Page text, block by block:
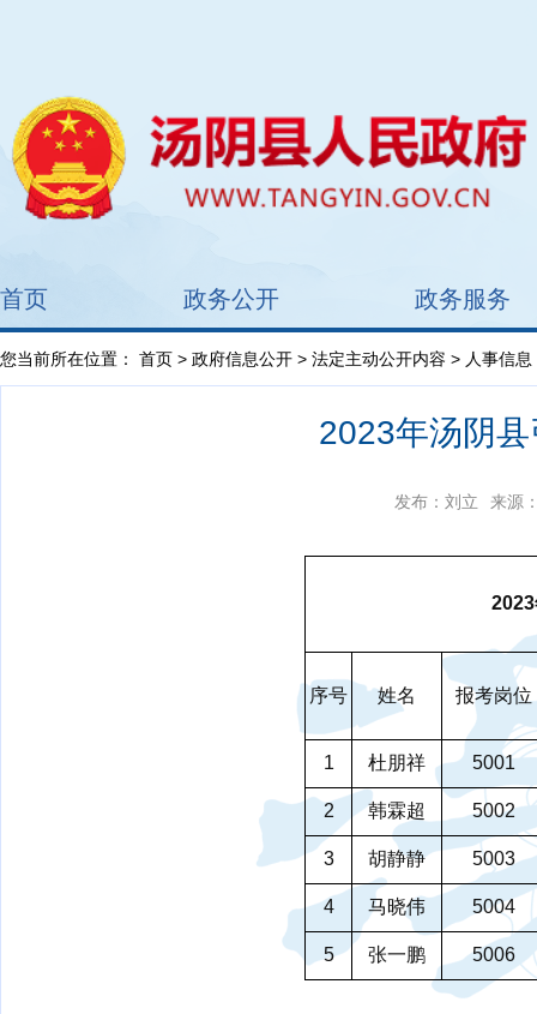
首页 政务公开 政务服务
您当前所在位置： 首页 > 政府信息公开 > 法定主动公开内容 > 人事信息
2023年汤阴
发布：刘立 来源
序号 姓名 报考岗位
1 杜朋祥 5001
2 韩霖超 5002
3 胡静静 5003
4 马晓伟 5004
5 张一鹏 5006